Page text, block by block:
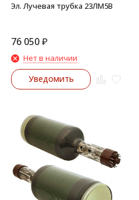
Эл. Лучевая трубка 23ЛМ5В
76 050₽
Нет в наличии
Уведомить